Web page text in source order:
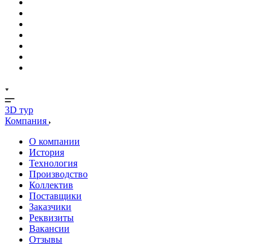
3D тур
Компания
О компании
История
Технология
Производство
Коллектив
Поставщики
Заказчики
Реквизиты
Вакансии
Отзывы